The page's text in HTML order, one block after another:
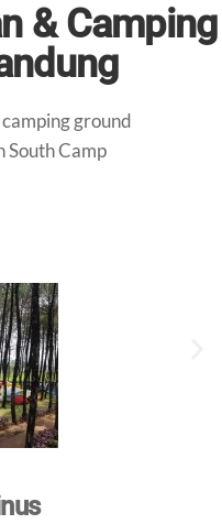
& Camping
ground
South Camp